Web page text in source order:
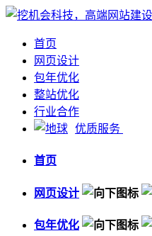
首页
网页设计
包年优化
整站优化
行业合作
优质服务
首页
网页设计
包年优化